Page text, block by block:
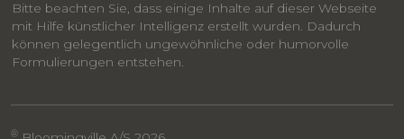
Bitte beachten Sie, dass einige Inhalte auf dieser Webseite
mit Hilfe künstlicher Intelligenz erstellt wurden. Dadurch
können gelegentlich ungewöhnliche oder humorvolle
Formulierungen entstehen.
®